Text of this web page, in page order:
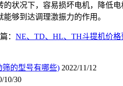
状况下，容易损坏电机，降低
够到达调理激振力的作用。
： NE、TD、HL、TH斗提机价格
的型号有哪些) 2022/11/12
10/30